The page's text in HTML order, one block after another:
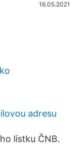
16.05.2021
adresu
lístku ČNB.